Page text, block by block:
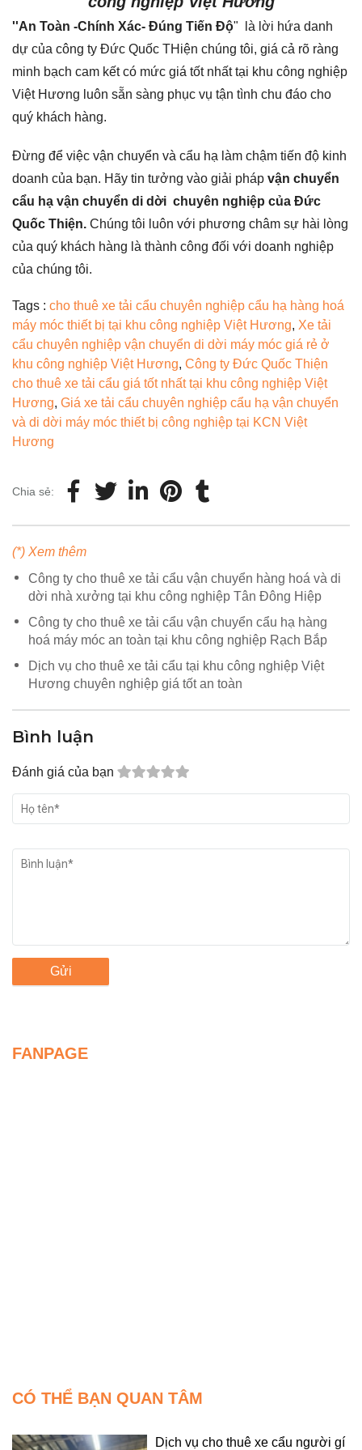
''An Toàn -Chính Xác- Đúng Tiến Độ" là lời hứa danh
dự của công ty Đức Quốc THiện chúng tôi, giá cả rõ ràng
minh bạch cam kết có mức giá tốt nhất tại khu công nghiệp
Việt Hương luôn sẵn sàng phục vụ tận tình chu đáo cho
quý khách hàng.
Đừng để việc vận chuyển và cẩu hạ làm chậm tiến độ kinh
doanh của bạn. Hãy tin tưởng vào giải pháp vận chuyển
cẩu hạ vận chuyển di dời chuyên nghiệp của Đức
Quốc Thiện. Chúng tôi luôn với phương châm sự hài lòng
của quý khách hàng là thành công đối với doanh nghiệp
của chúng tôi.
Tags : cho thuê xe tải cẩu chuyên nghiệp cẩu hạ hàng hoá
máy móc thiết bị tại khu công nghiệp Việt Hương, Xe tải
cẩu chuyên nghiệp vận chuyển di dời máy móc giá rẻ ở
khu công nghiệp Việt Hương, Công ty Đức Quốc Thiện
cho thuê xe tải cẩu giá tốt nhất tại khu công nghiệp Việt
Hương, Giá xe tải cẩu chuyên nghiệp cẩu hạ vận chuyển
và di dời máy móc thiết bị công nghiệp tại KCN Việt
Hương
Chia sẻ:
(*) Xem thêm
Công ty cho thuê xe tải cẩu vận chuyển hàng hoá và di
dời nhà xưởng tại khu công nghiệp Tân Đông Hiệp
Công ty cho thuê xe tải cẩu vận chuyển cẩu hạ hàng
hoá máy móc an toàn tại khu công nghiệp Rạch Bắp
Dịch vụ cho thuê xe tải cẩu tại khu công nghiệp Việt
Hương chuyên nghiệp giá tốt an toàn
Bình luận
Đánh giá của bạn
Gửi
FANPAGE
CÓ THỂ BẠN QUAN TÂM
Dịch vụ cho thuê xe cẩu người gí